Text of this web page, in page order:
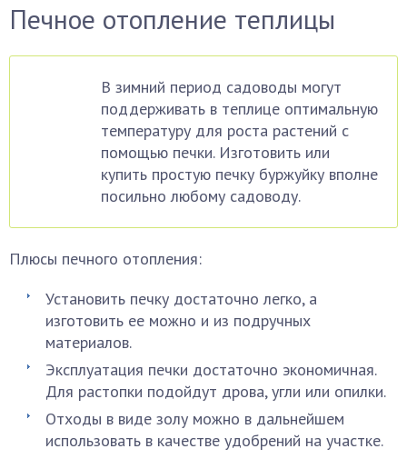
Печное отопление теплицы
В зимний период садоводы могут
поддерживать в теплице оптимальную
температуру для роста растений с
помощью печки. Изготовить или
купить простую печку буржуйку вполне
посильно любому садоводу.
Плюсы печного отопления:
Установить печку достаточно легко, а
изготовить ее можно и из подручных
материалов.
Эксплуатация печки достаточно экономичная.
Для растопки подойдут дрова, угли или опилки.
Отходы в виде золу можно в дальнейшем
использовать в качестве удобрений на участке.